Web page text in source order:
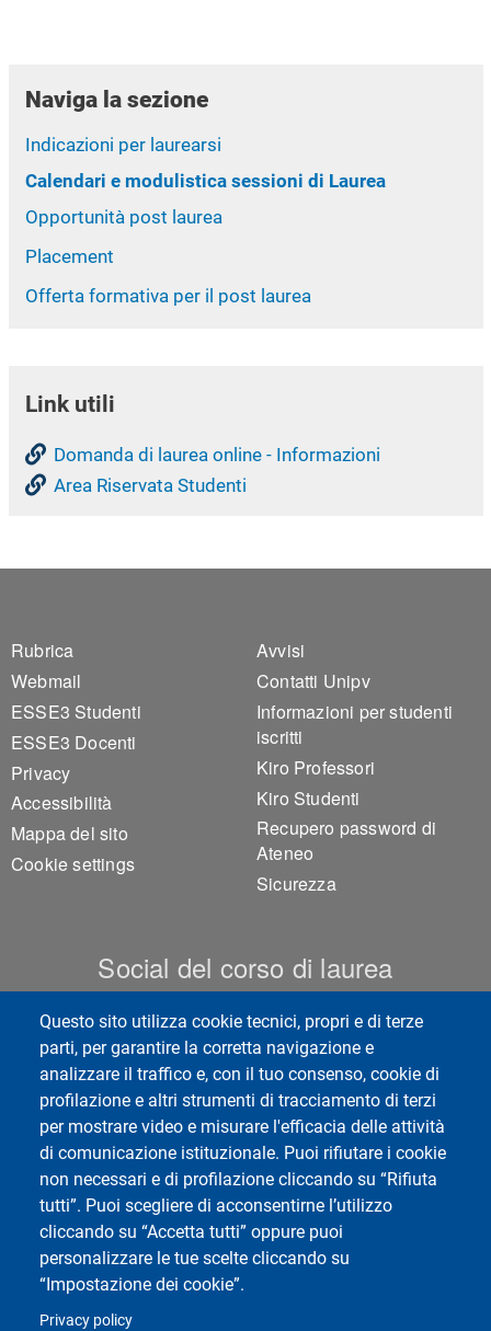
Questo sito utilizza cookie tecnici, propri e di terze
parti, per garantire la corretta navigazione e
analizzare il traffico e, con il tuo consenso, cookie di
profilazione e altri strumenti di tracciamento di terzi
per mostrare video e misurare l'efficacia delle attività
di comunicazione istituzionale. Puoi rifiutare i cookie
non necessari e di profilazione cliccando su “Rifiuta
tutti”. Puoi scegliere di acconsentirne l’utilizzo
cliccando su “Accetta tutti” oppure puoi
personalizzare le tue scelte cliccando su
“Impostazione dei cookie”.
Privacy policy
Naviga la sezione
Indicazioni per laurearsi
Calendari e modulistica sessioni di Laurea
Opportunità post laurea
Placement
Offerta formativa per il post laurea
Link utili
Domanda di laurea online - Informazioni
Area Riservata Studenti
Footer 1
Rubrica
Webmail
ESSE3 Studenti
ESSE3 Docenti
Privacy
Accessibilità
Mappa del sito
Cookie settings
Footer 2
Avvisi
Contatti Unipv
Informazioni per studenti
iscritti
Kiro Professori
Kiro Studenti
Recupero password di
Ateneo
Sicurezza
Social del corso di laurea
Centro Studi Diritto e Sanità